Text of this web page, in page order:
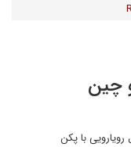
چين
با پکن